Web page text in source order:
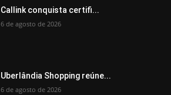
Callink conquista certifi...
6 de agosto de 2026
Uberlândia Shopping reúne...
6 de agosto de 2026